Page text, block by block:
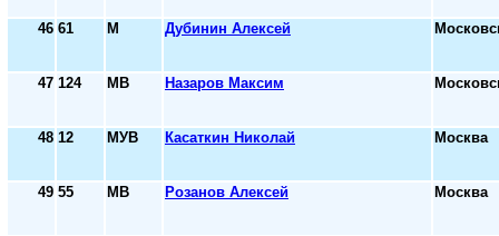
46 61 М Дубинин Алексей
47 124 МВ Назаров Максим
48 12 МУВ Касаткин Николай Москва
49 55 МВ Розанов Алексей Москва